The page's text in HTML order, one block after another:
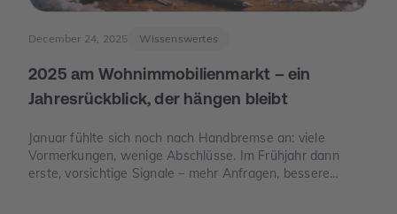
December 24, 2025 Wissenswertes
2025 am Wohnimmobilienmarkt – ein
Jahresrückblick, der hängen bleibt
Januar fühlte sich noch nach Handbremse an: viele
Vormerkungen, wenige Abschlüsse. Im Frühjahr dann
erste, vorsichtige Signale – mehr Anfragen, bessere